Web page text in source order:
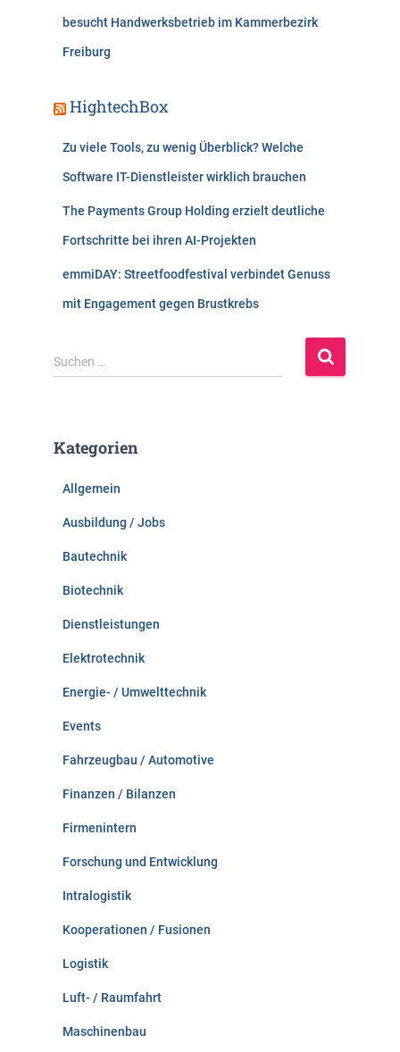
besucht Handwerksbetrieb im Kammerbezirk
Freiburg
HightechBox
Zu viele Tools, zu wenig Überblick? Welche
Software IT-Dienstleister wirklich brauchen
The Payments Group Holding erzielt deutliche
Fortschritte bei ihren AI-Projekten
emmiDAY: Streetfoodfestival verbindet Genuss
mit Engagement gegen Brustkrebs
S
u
n
Suchen …
Kategorien
Allgemein
Ausbildung / Jobs
Bautechnik
Biotechnik
Dienstleistungen
Elektrotechnik
Energie- / Umwelttechnik
Events
Fahrzeugbau / Automotive
Finanzen / Bilanzen
Firmenintern
Forschung und Entwicklung
Intralogistik
Kooperationen / Fusionen
Logistik
Luft- / Raumfahrt
Maschinenbau